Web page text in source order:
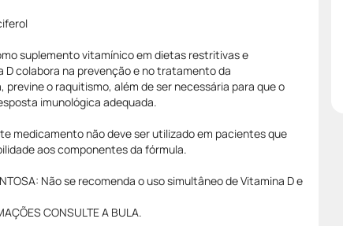
suplemento vitamínico em dietas restritivas e
D colabora na prevenção e no tratamento da
previne o raquitismo, além de ser necessária para que o
imunológica adequada.
medicamento não deve ser utilizado em pacientes que
aos componentes da fórmula.
Não se recomenda o uso simultâneo de Vitamina D e
CONSULTE A BULA.